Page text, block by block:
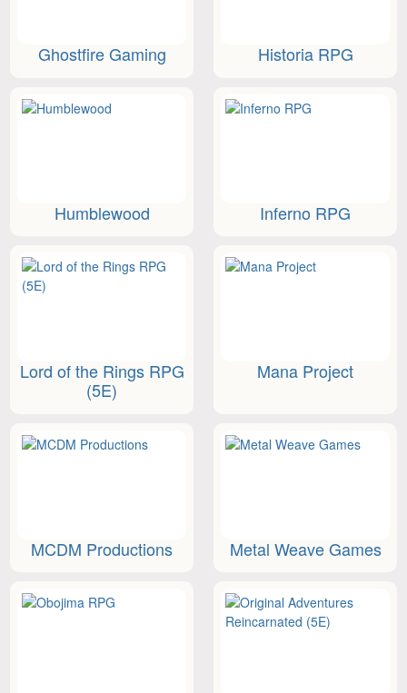
Ghostfire Gaming Historia RPG
Humblewood Inferno RPG
Lord of the Rings RPG
(5E)
Mana Project
MCDM Productions Metal Weave Games